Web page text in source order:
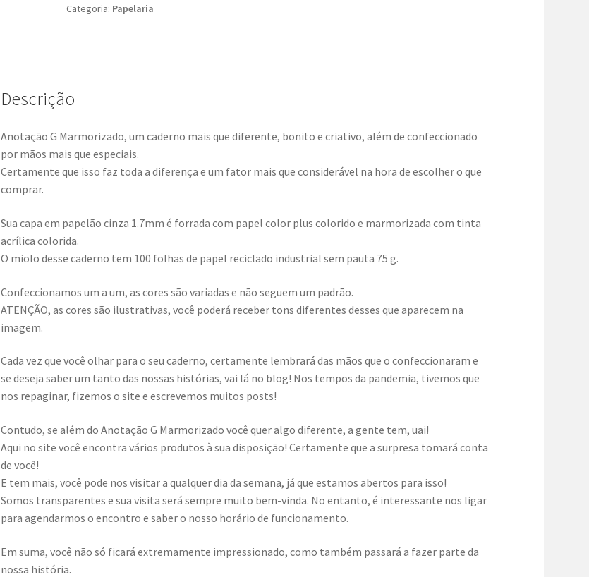
Categoria: Papelaria
Descrição
Anotação G Marmorizado, um caderno mais que diferente, bonito e criativo, além de confeccionado
por mãos mais que especiais.
Certamente que isso faz toda a diferença e um fator mais que considerável na hora de escolher o que
comprar.
Sua capa em papelão cinza 1.7mm é forrada com papel color plus colorido e marmorizada com tinta
acrílica colorida.
O miolo desse caderno tem 100 folhas de papel reciclado industrial sem pauta 75 g.
Confeccionamos um a um, as cores são variadas e não seguem um padrão.
ATENÇÃO, as cores são ilustrativas, você poderá receber tons diferentes desses que aparecem na
imagem.
Cada vez que você olhar para o seu caderno, certamente lembrará das mãos que o confeccionaram e
se deseja saber um tanto das nossas histórias, vai lá no blog! Nos tempos da pandemia, tivemos que
nos repaginar, fizemos o site e escrevemos muitos posts!
Contudo, se além do Anotação G Marmorizado você quer algo diferente, a gente tem, uai!
Aqui no site você encontra vários produtos à sua disposição! Certamente que a surpresa tomará conta
de você!
E tem mais, você pode nos visitar a qualquer dia da semana, já que estamos abertos para isso!
Somos transparentes e sua visita será sempre muito bem-vinda. No entanto, é interessante nos ligar
para agendarmos o encontro e saber o nosso horário de funcionamento.
Em suma, você não só ficará extremamente impressionado, como também passará a fazer parte da
nossa história.